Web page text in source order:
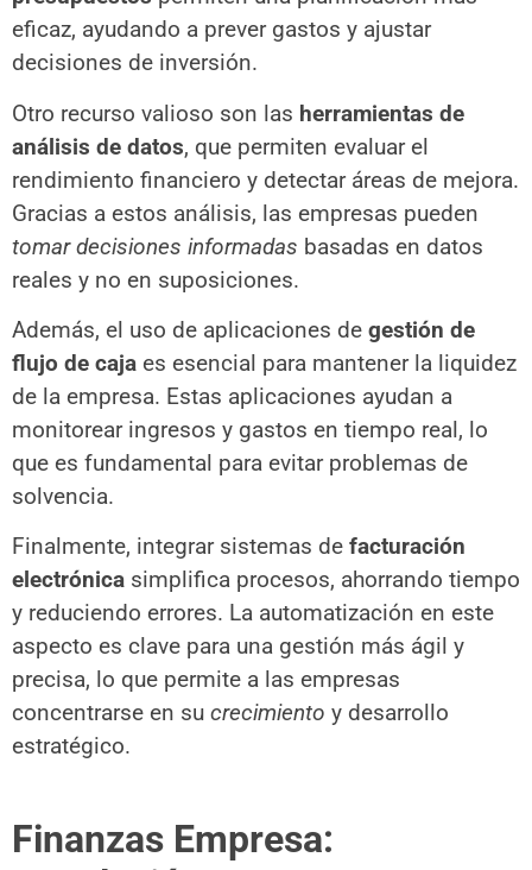
eficaz, ayudando a prever gastos y ajustar
decisiones de inversión.
Otro recurso valioso son las herramientas de
análisis de datos, que permiten evaluar el
rendimiento financiero y detectar áreas de mejora.
Gracias a estos análisis, las empresas pueden
tomar decisiones informadas basadas en datos
reales y no en suposiciones.
Además, el uso de aplicaciones de gestión de
flujo de caja es esencial para mantener la liquidez
de la empresa. Estas aplicaciones ayudan a
monitorear ingresos y gastos en tiempo real, lo
que es fundamental para evitar problemas de
solvencia.
Finalmente, integrar sistemas de facturación
electrónica simplifica procesos, ahorrando tiempo
y reduciendo errores. La automatización en este
aspecto es clave para una gestión más ágil y
precisa, lo que permite a las empresas
concentrarse en su crecimiento y desarrollo
estratégico.
Finanzas Empresa: